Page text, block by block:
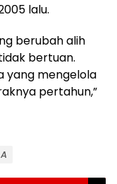
lalu.
berubah alih
bertuan.
yang mengelola
pertahun,”